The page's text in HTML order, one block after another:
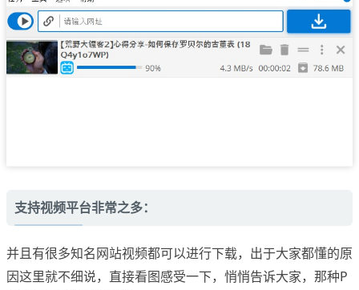
支持视频平台非常之多：
并且有很多知名网站视频都可以进行下载，出于大家都懂的原
因这里就不细说，直接看图感受一下，悄悄告诉大家，那种P